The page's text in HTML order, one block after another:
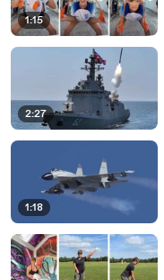
1:15
2:27
1:18